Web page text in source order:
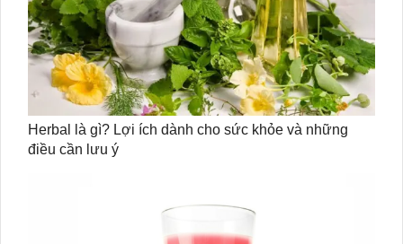
Herbal là gì? Lợi ích dành cho sức khỏe và những
điều cần lưu ý